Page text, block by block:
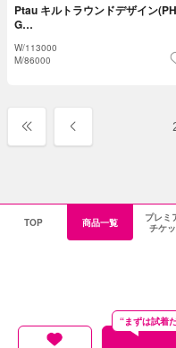
Ptau キルトラウンドデザイン(PH
G…
W/113000
M/86000
TOP 商品一覧
プレミ
チケ
“まずは試着